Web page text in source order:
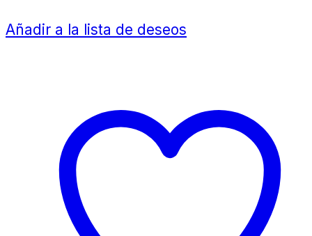
Añadir a la lista de deseos